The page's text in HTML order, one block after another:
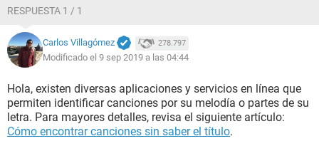
RESPUESTA 1 / 1
Carlos Villagómez 278.797
Modificado el 9 sep 2019 a las 04:44
Hola, existen diversas aplicaciones y servicios en línea que
permiten identificar canciones por su melodía o partes de su
letra. Para mayores detalles, revisa el siguiente artículo:
Cómo encontrar canciones sin saber el título.